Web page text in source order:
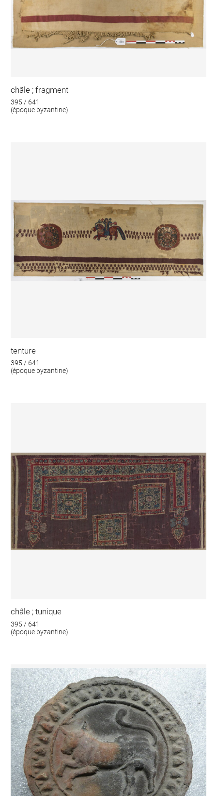
châle ; fragment
395 / 641
(époque byzantine)
tenture
395 / 641
(époque byzantine)
châle ; tunique
395 / 641
(époque byzantine)